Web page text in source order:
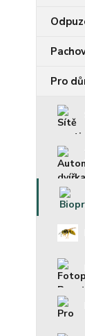
Pro